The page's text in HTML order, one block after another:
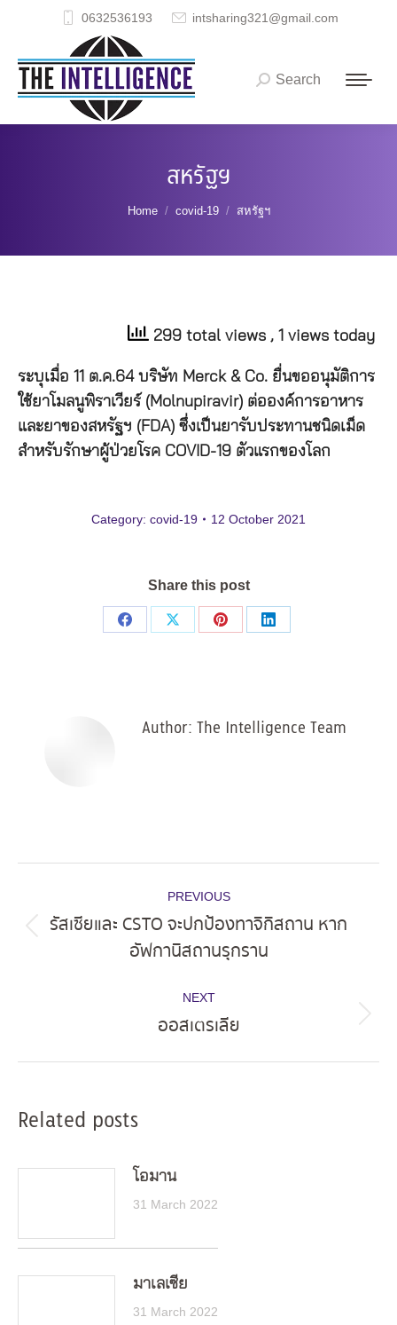
0632536193 intsharing321@gmail.com
Search:
Search
สหรัฐฯ
You are here:
Home covid-19 สหรัฐฯ
299 total views , 1 views today
ระบุเมื่อ 11 ต.ค.64 บริษัท Merck & Co. ยื่นขออนุมัติการ
ใช้ยาโมลนูพิราเวียร์ (Molnupiravir) ต่อองค์การอาหาร
และยาของสหรัฐฯ (FDA) ซึ่งเป็นยารับประทานชนิดเม็ด
สำหรับรักษาผู้ป่วยโรค COVID-19 ตัวแรกของโลก
Category: covid-19 12 October 2021
Share this post
Share
Share
Share
Share
Author: The Intelligence Team
navigation
PREVIOUS
post:
รัสเซียและ CSTO จะปกป้องทาจิกิสถาน หาก
อัฟกานิสถานรุกราน
NEXT
Next
ออสเตรเลีย
Related posts
โอมาน
31 March 2022
มาเลเซีย
31 March 2022